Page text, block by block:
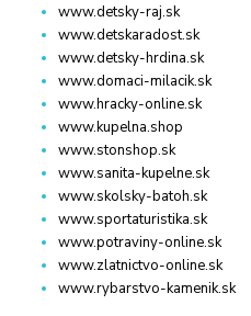
www.detsky-raj.sk
www.detskaradost.sk
www.detsky-hrdina.sk
www.domaci-milacik.sk
www.hracky-online.sk
www.kupelna.shop
www.stonshop.sk
www.sanita-kupelne.sk
www.skolsky-batoh.sk
www.sportaturistika.sk
www.potraviny-online.sk
www.zlatnictvo-online.sk
www.rybarstvo-kamenik.sk